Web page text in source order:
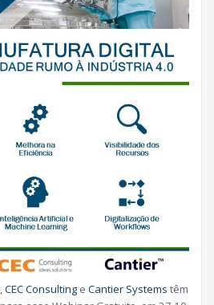
CEC Consulting e Cantier Systems têm